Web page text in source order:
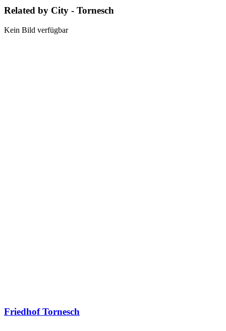
Related by City - Tornesch
Kein Bild verfügbar
Friedhof Tornesch